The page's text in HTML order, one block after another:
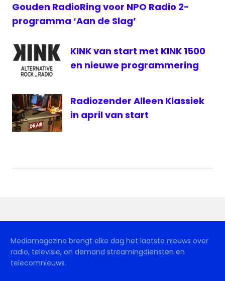
Gouden RadioRing voor NPO Radio 2-
programma ‘Aan de Slag’
KINK van start met KINK 1500
en nieuwe programmering
Radiozender Alleen Klassiek
in april van start
Mediamagazine brengt elke dag het laatste nieuws over
radio, televisie, on demand streamingdiensten en
telecomnieuws.